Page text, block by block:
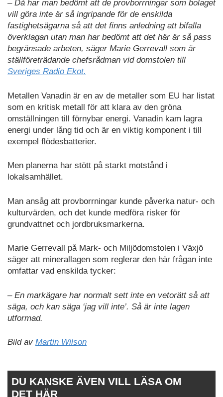
– Då har man bedömt att de provborrningar som bolaget
vill göra inte är så ingripande för de enskilda
fastighetsägarna så att det finns anledning att bifalla
överklagan utan man har bedömt att det här är så pass
begränsade arbeten, säger Marie Gerrevall som är
ställföreträdande chefsrådman vid domstolen till
Sveriges Radio Ekot.
Metallen Vanadin är en av de metaller som EU har listat
som en kritisk metall för att klara av den gröna
omställningen till förnybar energi. Vanadin kam lagra
energi under lång tid och är en viktig komponent i till
exempel flödesbatterier.
Men planerna har stött på starkt motstånd i
lokalsamhället.
Man ansåg att provborrningar kunde påverka natur- och
kulturvärden, och det kunde medföra risker för
grundvattnet och jordbruksmarkerna.
Marie Gerrevall på Mark- och Miljödomstolen i Växjö
säger att minerallagen som reglerar den här frågan inte
omfattar vad enskilda tycker:
– En markägare har normalt sett inte en vetorätt så att
säga, och kan säga ‘jag vill inte’. Så är inte lagen
utformad.
Bild av Martin Wilson
DU KANSKE ÄVEN VILL LÄSA OM
DET HÄR